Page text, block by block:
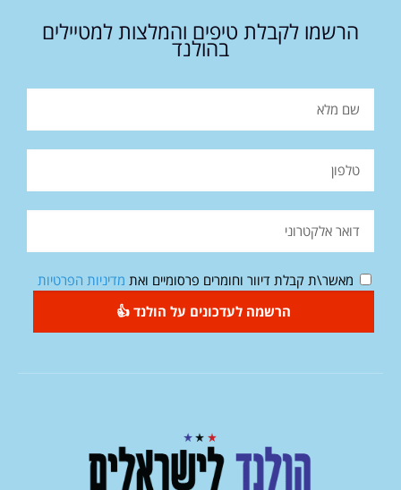
הרשמו לקבלת טיפים והמלצות למטיילים
בהולנד
מאשר\ת קבלת דיוור וחומרים פרסומיים ואת מדיניות הפרטיות
הרשמה לעדכונים על הולנד 👍